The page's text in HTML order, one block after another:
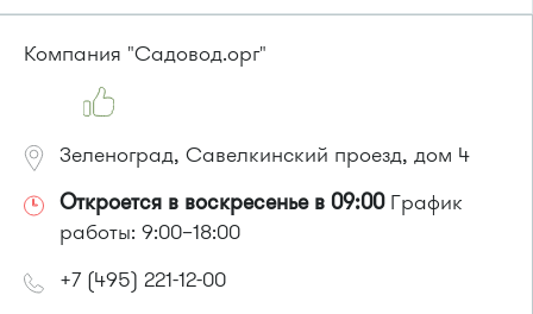
Компания "Садовод.орг"
Зеленоград, Савелкинский проезд, дом 4
Откроется в воскресенье в 09:00График
работы: 9:00–18:00
+7 (495) 221-12-00